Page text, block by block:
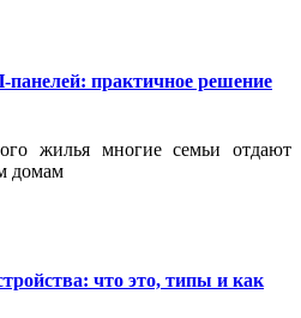
практичное решение
жилья многие семьи отдают
домам
что это, типы и как